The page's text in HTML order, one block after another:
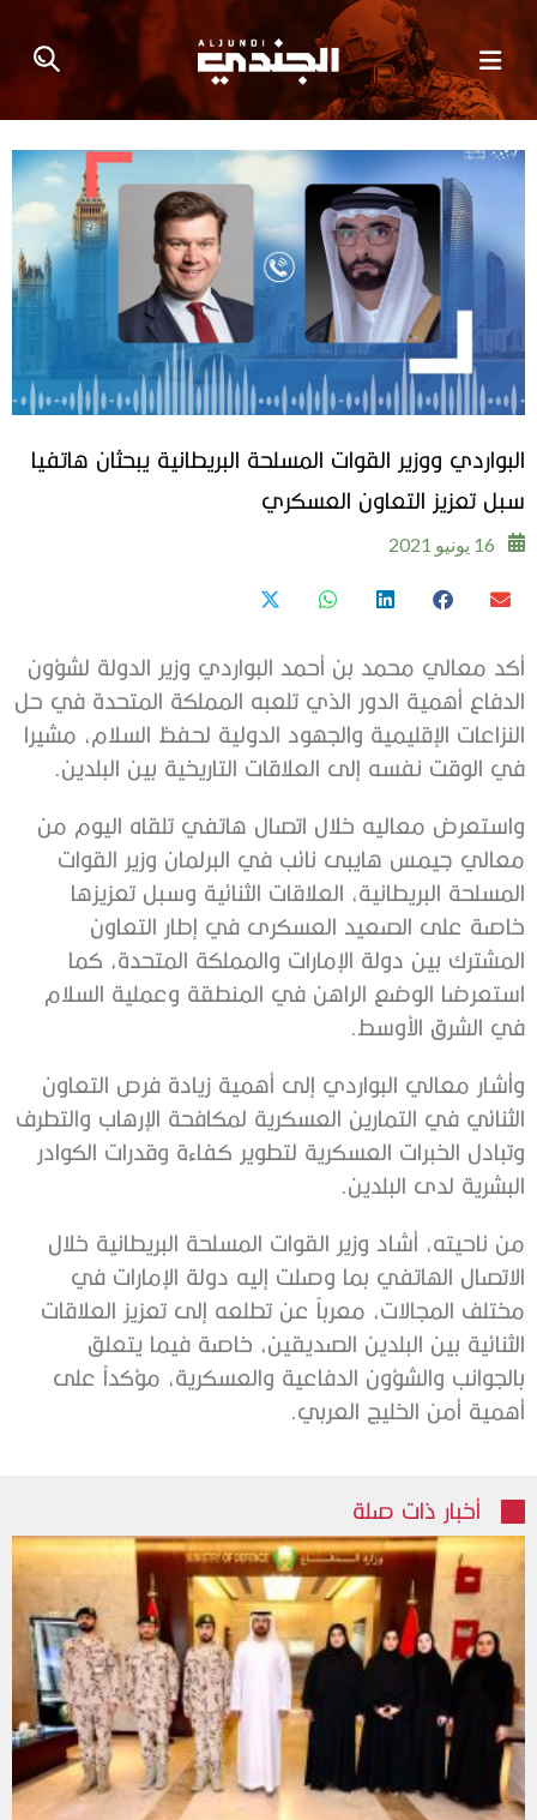
البواردي ووزير القوات المسلحة البريطانية يبحثان هاتفيا
سبل تعزيز التعاون العسكري
16 يونيو 2021
أكد معالي محمد بن أحمد البواردي وزير الدولة لشؤون
الدفاع أهمية الدور الذي تلعبه المملكة المتحدة في حل
النزاعات الإقليمية والجهود الدولية لحفظ السلام، مشيرا
في الوقت نفسه إلى العلاقات التاريخية بين البلدين.
واستعرض معاليه خلال اتصال هاتفي تلقاه اليوم من
معالي جيمس هايبى نائب في البرلمان وزير القوات
المسلحة البريطانية، العلاقات الثنائية وسبل تعزيزها
خاصة على الصعيد العسكرى في إطار التعاون
المشترك بين دولة الإمارات والمملكة المتحدة، كما
استعرضا الوضع الراهن في المنطقة وعملية السلام
في الشرق الأوسط.
وأشار معالي البواردي إلى أهمية زيادة فرص التعاون
الثنائي في التمارين العسكرية لمكافحة الإرهاب والتطرف
وتبادل الخبرات العسكرية لتطوير كفاءة وقدرات الكوادر
البشرية لدى البلدين.
من ناحيته، أشاد وزير القوات المسلحة البريطانية خلال
الاتصال الهاتفي بما وصلت إليه دولة الإمارات في
مختلف المجالات، معرباً عن تطلعه إلى تعزيز العلاقات
الثنائية بين البلدين الصديقين، خاصة فيما يتعلق
بالجوانب والشؤون الدفاعية والعسكرية، مؤكداً على
أهمية أمن الخليج العربي.
أخبار ذات صلة